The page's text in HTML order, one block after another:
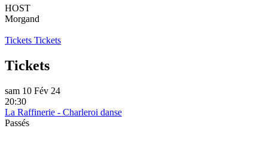
HOST
Morgand
Tickets Tickets
Tickets
sam 10 Fév 24
20:30
La Raffinerie - Charleroi danse
Passés